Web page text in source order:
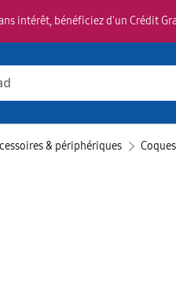
intérêt, bénéficiez d'un Crédit
& périphériques